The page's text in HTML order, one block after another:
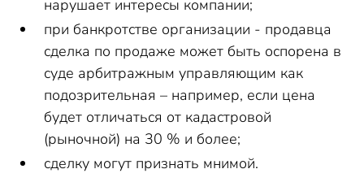
нарушает интересы компании;
при банкротстве организации - продавца
сделка по продаже может быть оспорена в
суде арбитражным управляющим как
подозрительная – например, если цена
будет отличаться от кадастровой
(рыночной) на 30 % и более;
сделку могут признать мнимой.